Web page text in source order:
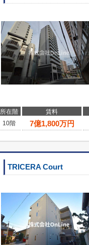
所在階 賃料
10階
7億1,800万円
TRICERA Court